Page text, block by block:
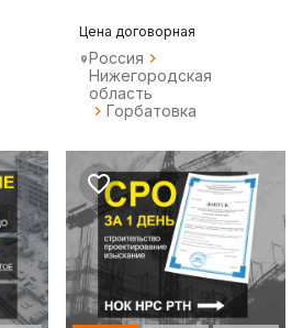
Цена договорная
Россия
Нижегородская
область
Горбатовка